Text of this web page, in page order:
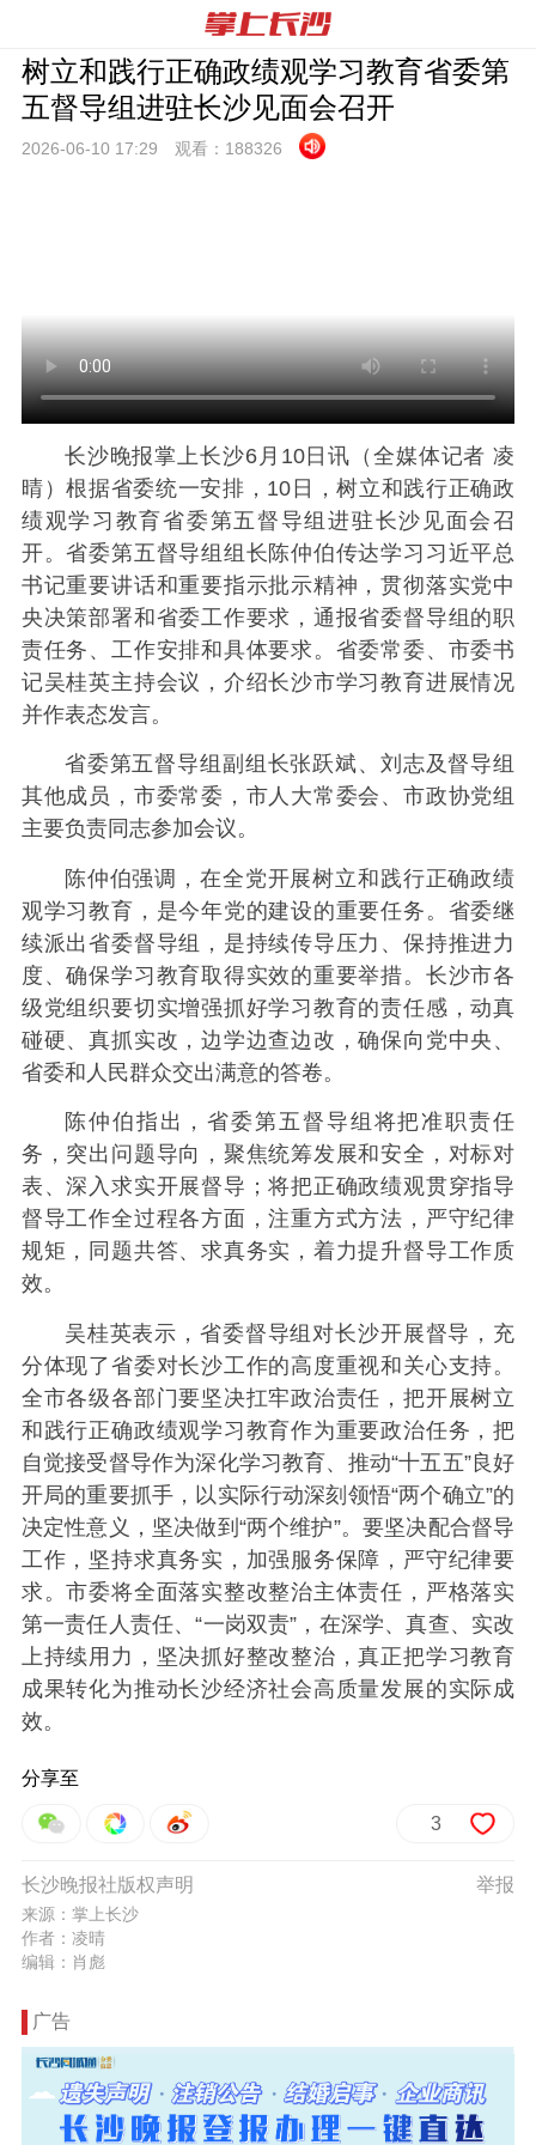
树立和践行正确政绩观学习教育省委第
五督导组进驻长沙见面会召开
2026-06-10 17:29 观看： 188326
长沙晚报掌上长沙6月10日讯（全媒体记者 凌
晴）根据省委统一安排，10日，树立和践行正确政
绩观学习教育省委第五督导组进驻长沙见面会召
开。省委第五督导组组长陈仲伯传达学习习近平总
书记重要讲话和重要指示批示精神，贯彻落实党中
央决策部署和省委工作要求，通报省委督导组的职
责任务、工作安排和具体要求。省委常委、市委书
记吴桂英主持会议，介绍长沙市学习教育进展情况
并作表态发言。
省委第五督导组副组长张跃斌、刘志及督导组
其他成员，市委常委，市人大常委会、市政协党组
主要负责同志参加会议。
陈仲伯强调，在全党开展树立和践行正确政绩
观学习教育，是今年党的建设的重要任务。省委继
续派出省委督导组，是持续传导压力、保持推进力
度、确保学习教育取得实效的重要举措。长沙市各
级党组织要切实增强抓好学习教育的责任感，动真
碰硬、真抓实改，边学边查边改，确保向党中央、
省委和人民群众交出满意的答卷。
陈仲伯指出，省委第五督导组将把准职责任
务，突出问题导向，聚焦统筹发展和安全，对标对
表、深入求实开展督导；将把正确政绩观贯穿指导
督导工作全过程各方面，注重方式方法，严守纪律
规矩，同题共答、求真务实，着力提升督导工作质
效。
吴桂英表示，省委督导组对长沙开展督导，充
分体现了省委对长沙工作的高度重视和关心支持。
全市各级各部门要坚决扛牢政治责任，把开展树立
和践行正确政绩观学习教育作为重要政治任务，把
自觉接受督导作为深化学习教育、推动“十五五”良好
开局的重要抓手，以实际行动深刻领悟“两个确立”的
决定性意义，坚决做到“两个维护”。要坚决配合督导
工作，坚持求真务实，加强服务保障，严守纪律要
求。市委将全面落实整改整治主体责任，严格落实
第一责任人责任、“一岗双责”，在深学、真查、实改
上持续用力，坚决抓好整改整治，真正把学习教育
成果转化为推动长沙经济社会高质量发展的实际成
效。
分享至
3
举报
长沙晚报社版权声明
来源：掌上长沙
作者：凌晴
编辑：肖彪
广告